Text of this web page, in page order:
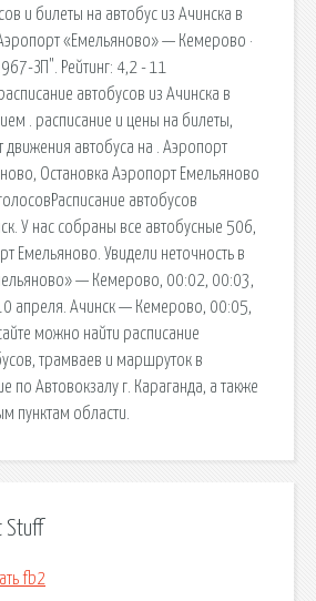
и билеты на автобус из Ачинска в
«Емельяново» — Кемерово ·
ЗП". Рейтинг: 4,2 - 11
автобусов из Ачинска в
. расписание и цены на билеты,
автобуса на . Аэропорт
Остановка Аэропорт Емельяново
автобусов
У нас собраны все автобусные 506,
Емельяново. Увидели неточность в
— Кемерово, 00:02, 00:03,
апреля. Ачинск — Кемерово, 00:05,
можно найти расписание
трамваев и маршруток в
по Автовокзалу г. Караганда, а также
пунктам области.
Stuff
fb2